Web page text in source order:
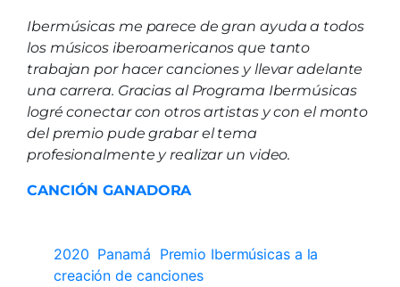
Ibermúsicas me parece de gran ayuda a todos
los músicos iberoamericanos que tanto
trabajan por hacer canciones y llevar adelante
una carrera. Gracias al Programa Ibermúsicas
logré conectar con otros artistas y con el monto
del premio pude grabar el tema
profesionalmente y realizar un video.
CANCIÓN GANADORA
2020 Panamá Premio Ibermúsicas a la
creación de canciones